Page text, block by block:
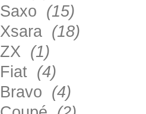
Saxo (15)
Xsara (18)
ZX (1)
Fiat (4)
Bravo (4)